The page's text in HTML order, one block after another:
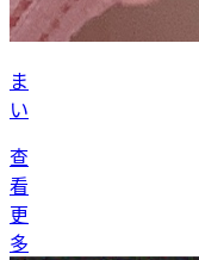
ま
い
查
看
更
多